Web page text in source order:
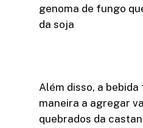
genoma de fungo
da soja
Além disso, a
maneira a agregar
quebrados da